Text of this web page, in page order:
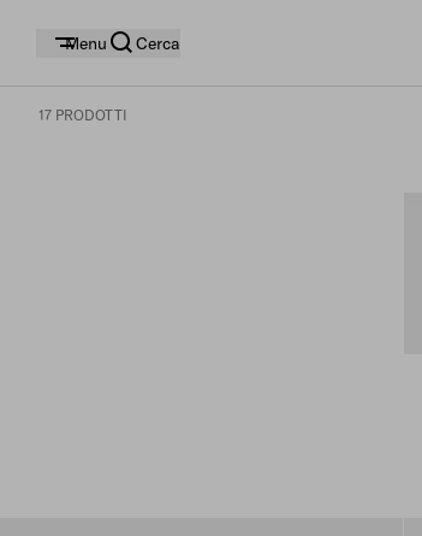
Menu Cerca
17 PRODOTTI